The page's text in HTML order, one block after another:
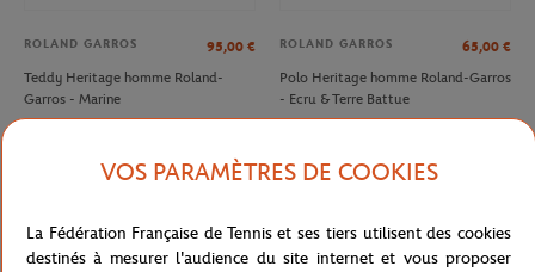
ROLAND GARROS 95,00 €
Teddy Heritage homme Roland-
Garros - Marine
ROLAND GARROS 65,00 €
Polo Heritage homme Roland-Garros
- Ecru & Terre Battue
VOS PARAMÈTRES DE COOKIES
La Fédération Française de Tennis et ses tiers utilisent des cookies
destinés à mesurer l'audience du site internet et vous proposer